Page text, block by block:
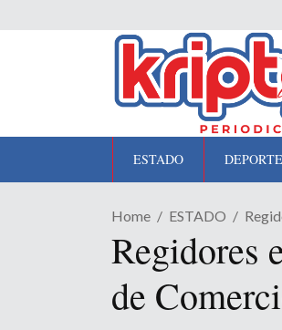
ESTADO
Home ESTADO
Regidores
de